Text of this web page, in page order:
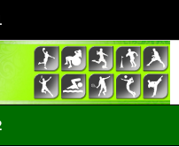
Olahraga Yang